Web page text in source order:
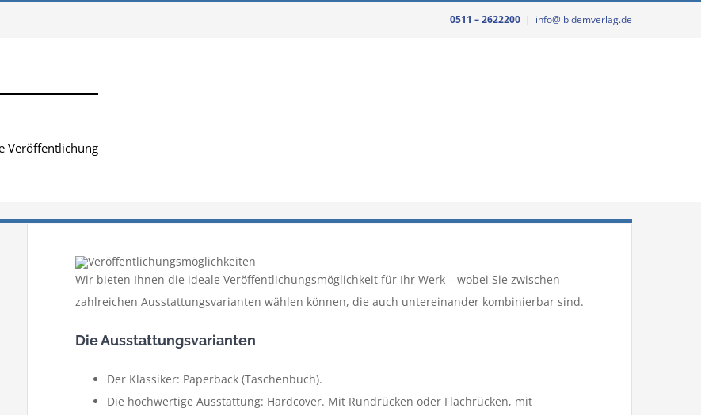
0511 – 2622200 | info@ibidemverlag.de
Veröffentlichung
Wir bieten Ihnen die ideale Veröffentlichungsmöglichkeit für Ihr Werk – wobei Sie zwischen
zahlreichen Ausstattungsvarianten wählen können, die auch untereinander kombinierbar sind.
Die Ausstattungsvarianten
Der Klassiker: Paperback (Taschenbuch).
Die hochwertige Ausstattung: Hardcover. Mit Rundrücken oder Flachrücken, mit